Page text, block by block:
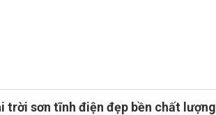
trời sơn tĩnh điện đẹp bền chất lượng